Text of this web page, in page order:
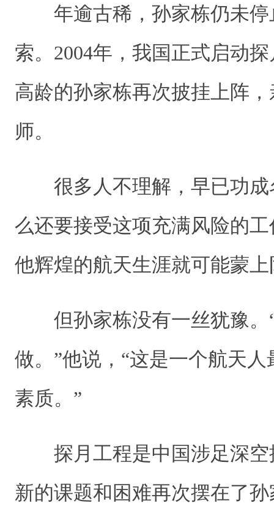
年逾古稀，孙家栋仍未停
索。2004年，我国正式启动
高龄的孙家栋再次披挂上阵
师。
很多人不理解，早已功成
么还要接受这项充满风险的
他辉煌的航天生涯就可能蒙
但孙家栋没有一丝犹豫。
做。”他说，“这是一个航天
素质。”
探月工程是中国涉足深空
新的课题和困难再次摆在了